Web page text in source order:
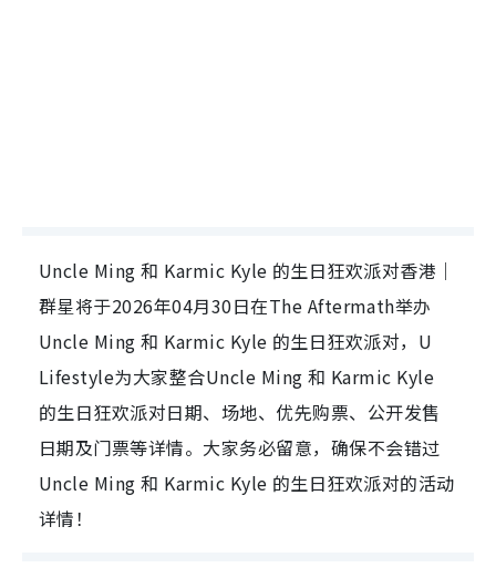
Uncle Ming 和 Karmic Kyle 的生日狂欢派对香港｜
群星将于2026年04月30日在The Aftermath举办
Uncle Ming 和 Karmic Kyle 的生日狂欢派对，U
Lifestyle为大家整合Uncle Ming 和 Karmic Kyle
的生日狂欢派对日期、场地、优先购票、公开发售
日期及门票等详情。大家务必留意，确保不会错过
Uncle Ming 和 Karmic Kyle 的生日狂欢派对的活动
详情！